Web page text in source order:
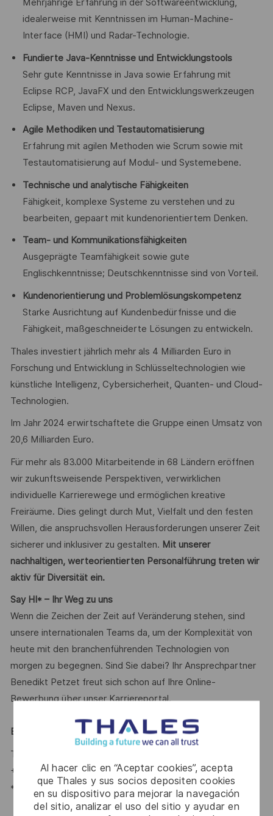
Al hacer clic en “Aceptar cookies”, acepta
que Thales y sus socios depositen cookies
en su dispositivo para mejorar la navegación
del sitio, analizar el uso del sitio y ayudar en
Mehrjährige Erfahrung in der Softwareentwicklung,
idealerweise mit Kenntnissen im Human-Machine-
Interface (HMI) und Radar-Technologie.
Fundierte Java-Kenntnisse und Entwicklungstools
Sehr gute Kenntnisse in Java sowie Erfahrung mit
Eclipse RCP, JavaFX und den Entwicklungswerkzeugen
Eclipse, Maven und Nexus.
Agile Methodiken und Testautomatisierung
Erfahrung mit agilen Methoden wie Scrum sowie mit
Testautomatisierung auf Modul- und Systemebene.
Technische und analytische Fähigkeiten
Fähigkeit, komplexe Systeme zu verstehen und zu
bearbeiten, gepaart mit kundenorientiertem Denken.
Team- und Kommunikationsfähigkeiten
Ausgeprägte Teamfähigkeit sowie gute
Englischkenntnisse; Deutschkenntnisse sind von Vorteil.
Kundenorientierung und Problemlösungskompetenz
Starke Ausrichtung auf Kundenbedürfnisse und die
Fähigkeit, maßgeschneiderte Lösungen zu entwickeln.
Thales investiert jährlich mehr als 4 Milliarden Euro in
Forschung und Entwicklung in Schlüsseltechnologien wie
künstliche Intelligenz, Cybersicherheit, Quanten- und Cloud-
Technologien.
Im Jahr 2024 erwirtschaftete die Gruppe einen Umsatz von
20,6 Milliarden Euro.
Für mehr als 83.000 Mitarbeitende in 68 Ländern eröffnen
wir zukunftsweisende Perspektiven, verwirklichen
individuelle Karrierewege und ermöglichen kreative
Freiräume. Dies gelingt durch Mut, Vielfalt und den festen
Willen, die anspruchsvollen Herausforderungen unserer Zeit
sicherer und inklusiver zu gestalten. Mit unserer
nachhaltigen, werteorientierten Personalführung treten wir
aktiv für Diversität ein.
Say HI* – Ihr Weg zu uns
Wenn die Zeichen der Zeit auf Veränderung stehen, sind
unsere internationalen Teams da, um der Komplexität von
heute mit den branchenführenden Technologien von
morgen zu begegnen. Sind Sie dabei? Ihr Ansprechpartner
Benedikt Petzet freut sich schon auf Ihre Online-
Bewerbung über unser Karriereportal.
Benedikt Petzet-
Talent Acquisition Partner #LI-BP1
+ 49 173 585 90 29
*Human Intelligence